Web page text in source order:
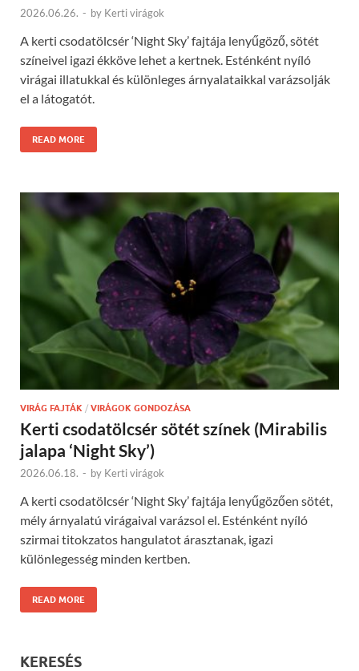
2026.06.26. - by Kerti virágok
A kerti csodatölcsér ‘Night Sky’ fajtája lenyűgöző, sötét
színeivel igazi ékköve lehet a kertnek. Esténként nyíló
virágai illatukkal és különleges árnyalataikkal varázsolják
el a látogatót.
READ MORE
VIRÁG FAJTÁK / VIRÁGOK GONDOZÁSA
Kerti csodatölcsér sötét színek (Mirabilis
jalapa ‘Night Sky’)
2026.06.18. - by Kerti virágok
A kerti csodatölcsér ‘Night Sky’ fajtája lenyűgözően sötét,
mély árnyalatú virágaival varázsol el. Esténként nyíló
szirmai titokzatos hangulatot árasztanak, igazi
különlegesség minden kertben.
READ MORE
KERESÉS